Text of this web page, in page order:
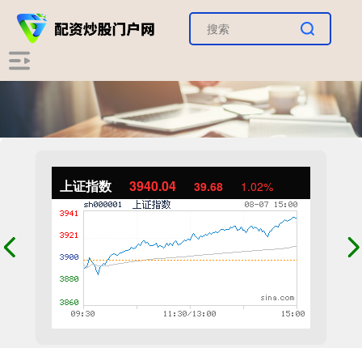
上证指数 3940.04 39.68 1.02%